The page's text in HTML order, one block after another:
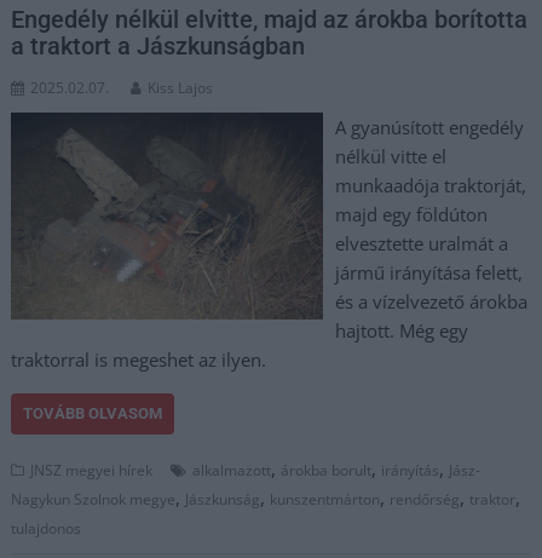
Engedély nélkül elvitte, majd az árokba borította
a traktort a Jászkunságban
2025.02.07. Kiss Lajos
A gyanúsított engedély
nélkül vitte el
munkaadója traktorját,
majd egy földúton
elvesztette uralmát a
jármű irányítása felett,
és a vízelvezető árokba
hajtott. Még egy
traktorral is megeshet az ilyen.
TOVÁBB OLVASOM
JNSZ megyei hírek alkalmazott, árokba borult, irányítás, Jász-
Nagykun Szolnok megye, Jászkunság, kunszentmárton, rendőrség, traktor,
tulajdonos